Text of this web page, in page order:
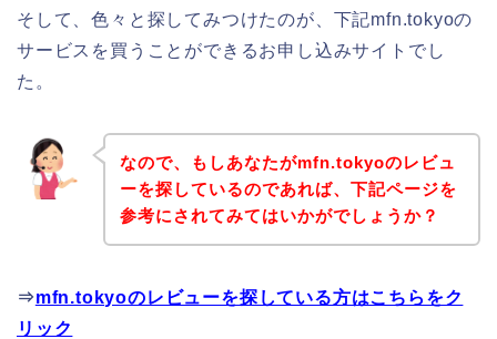
そして、色々と探してみつけたのが、下記mfn.tokyoの
サービスを買うことができるお申し込みサイトでし
た。
なので、もしあなたがmfn.tokyoのレビュ
ーを探しているのであれば、下記ページを
参考にされてみてはいかがでしょうか？
⇒mfn.tokyoのレビューを探している方はこちらをク
リック